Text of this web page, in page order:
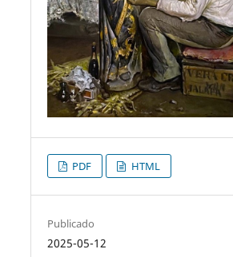
PDF HTML
Publicado
2025-05-12